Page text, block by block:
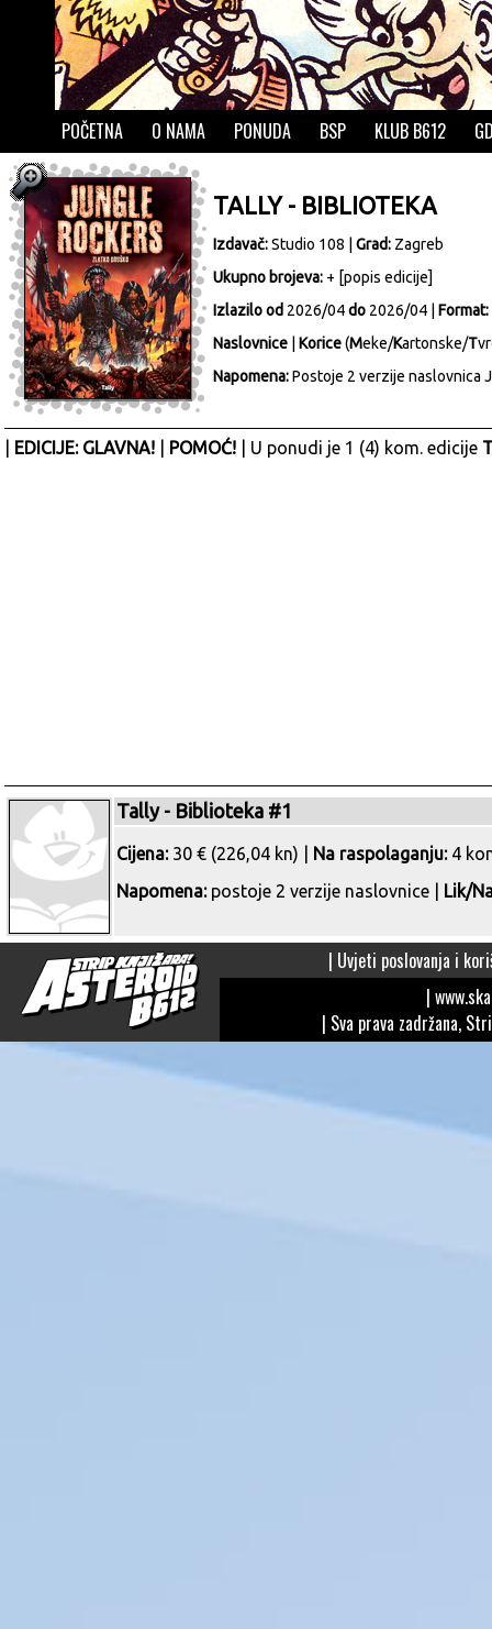
POČETNA O NAMA PONUDA BSP KLUB B612
TALLY - BIBLIOTEKA
Izdavač:Studio 108 Grad: Zagreb
Ukupno brojeva: + [popis edicije]
Izlazilo od 2026/04do 2026/04 | Format:
Naslovnice
Korice(Meke/Kartonske/T
Napomena:Postoje 2 verzije naslovnica
EDICIJE: GLAVNA! POMOĆ! | U ponudi je 1 (4) kom. edicije
Tally - Biblioteka #1
Cijena:30 € (226,04 kn) | Na raspolaganju:4
Napomena:postoje 2 verzije naslovnice | Lik/
| Uvjeti poslovanja i
|
| Sva prava zadržana,